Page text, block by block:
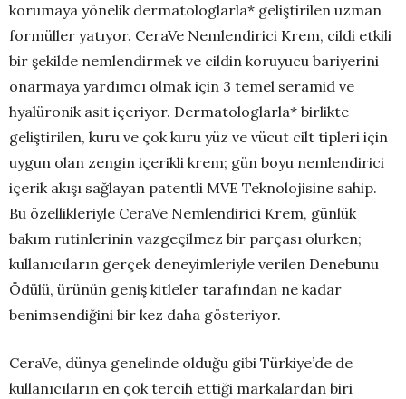
korumaya yönelik dermatologlarla* geliştirilen uzman
formüller yatıyor. CeraVe Nemlendirici Krem, cildi etkili
bir şekilde nemlendirmek ve cildin koruyucu bariyerini
onarmaya yardımcı olmak için 3 temel seramid ve
hyalüronik asit içeriyor. Dermatologlarla* birlikte
geliştirilen, kuru ve çok kuru yüz ve vücut cilt tipleri için
uygun olan zengin içerikli krem; gün boyu nemlendirici
içerik akışı sağlayan patentli MVE Teknolojisine sahip.
Bu özellikleriyle CeraVe Nemlendirici Krem, günlük
bakım rutinlerinin vazgeçilmez bir parçası olurken;
kullanıcıların gerçek deneyimleriyle verilen Denebunu
Ödülü, ürünün geniş kitleler tarafından ne kadar
benimsendiğini bir kez daha gösteriyor.
CeraVe, dünya genelinde olduğu gibi Türkiye’de de
kullanıcıların en çok tercih ettiği markalardan biri